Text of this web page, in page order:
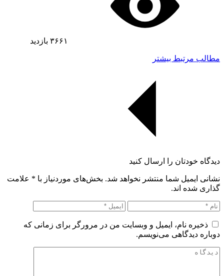
۳۶۶۱ بازدید
مطالب مرتبط بیشتر
دیدگاه خودتان را ارسال کنید
نشانی ایمیل شما منتشر نخواهد شد. بخش‌های موردنیاز با * علامت
گذاری شده اند.
ذخیره نام، ایمیل و وبسایت من در مرورگر برای زمانی که
دوباره دیدگاهی می‌نویسم.